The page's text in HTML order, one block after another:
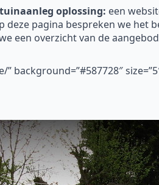
oplossing: een
deze pagina bespreken we het
een overzicht van de
background=”#587728″